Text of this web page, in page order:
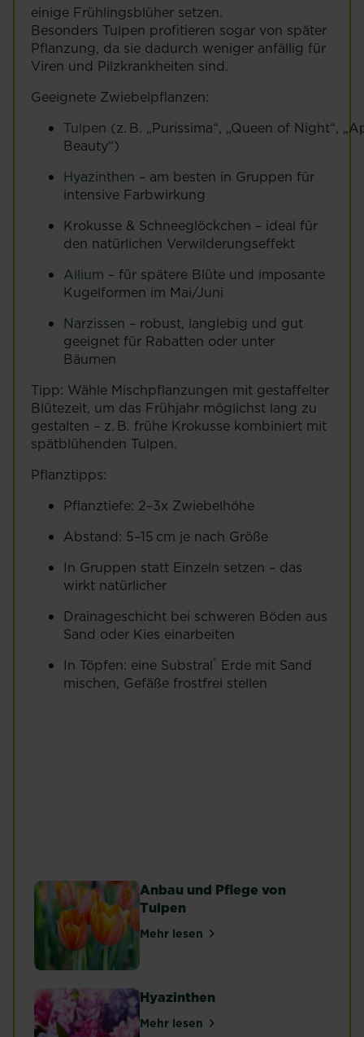
einige Frühlingsblüher setzen.
Besonders Tulpen profitieren sogar von später
Pflanzung, da sie dadurch weniger anfällig für
Viren und Pilzkrankheiten sind.
Geeignete Zwiebelpflanzen:
Tulpen (z. B. „Purissima“, „Queen of Night“,
Beauty“)
Hyazinthen – am besten in Gruppen für
intensive Farbwirkung
Krokusse & Schneeglöckchen – ideal für
den natürlichen Verwilderungseffekt
Allium – für spätere Blüte und imposante
Kugelformen im Mai/Juni
Narzissen – robust, langlebig und gut
geeignet für Rabatten oder unter
Bäumen
Tipp: Wähle Mischpflanzungen mit gestaffelter
Blütezeit, um das Frühjahr möglichst lang zu
gestalten – z. B. frühe Krokusse kombiniert mit
spätblühenden Tulpen.
Pflanztipps:
Pflanztiefe: 2–3x Zwiebelhöhe
Abstand: 5–15 cm je nach Größe
In Gruppen statt Einzeln setzen – das
wirkt natürlicher
Drainageschicht bei schweren Böden aus
Sand oder Kies einarbeiten
In Töpfen: eine Substral® Erde mit Sand
mischen, Gefäße frostfrei stellen
Anbau und Pflege von
Tulpen
Mehr lesenüber Anbau und Pflege von
Hyazinthen
Mehr lesenüber Hyazinthen